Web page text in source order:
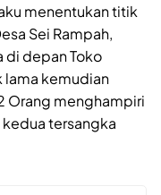
menentukan titik
Sei Rampah,
di depan Toko
lama kemudian
Orang menghampiri
tersangka